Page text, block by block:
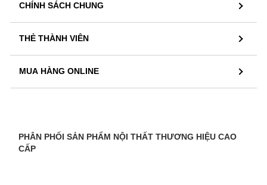
CHÍNH SÁCH CHUNG
THẺ THÀNH VIÊN
MUA HÀNG ONLINE
PHÂN PHỐI SẢN PHẨM NỘI THẤT THƯƠNG HIỆU CAO
CẤP